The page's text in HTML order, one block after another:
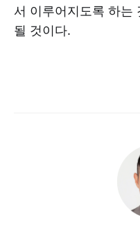
서 이루어지도록 하는
될 것이다.